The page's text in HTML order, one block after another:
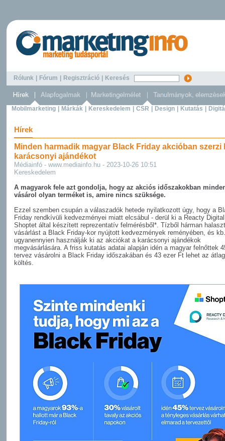
Rólunk Fórum Regisztráció Keresés
Mobilmarketing Márkák Kereskedelem CSR Design Kutatás
Hírek
Minden harmadik magyar Black Friday akcióban szerzi
karácsonyi ajándékot
Médiainfó - www.mediainfo.hu - 2023-10-26 10:51
Kereskedelem
A magyarok fele azt gondolja, hogy az akciós időszakokban
vásárol olyan terméket is, amire nincs szüksége.
Ezzel szemben csupán a válaszadók hetede nyilatkozott úgy, hogy a
Friday rendkívüli kedvezményei miatt elcsábul - derül ki a Reacty
Shoptet által készített reprezentatív felmérésből*. Tízből hárman
vásárlást a Black Friday-kor nyújtott kedvezmények reményében, és kb.
ugyanennyien használják ki az akciókat a karácsonyi ajándékok
megvásárlására. A friss kutatás adatai alapján idén a magyar felnőttek
tervez vásárolni a Black Friday időszakában és 43 ezer Ft lehet az
költés.